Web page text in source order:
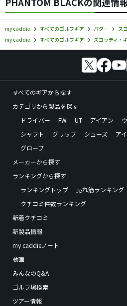
my caddie すべてのゴルフギア パター
ス
my caddie
すべてのゴルフギア スコッティ
すべてのギアから探す
カテゴリから製品を探す
ドライバー
FW UT アイアン
シャフト
グリップ シューズ ア
グローブ
メーカーから探す
ランキングから探す
ランキングトップ
売れ筋ランキング
クチコミ件数ランキング
新着クチコミ
新製品情報
my caddieノート
動画
みんなのQ&A
ゴルフ場検索
ツアー情報